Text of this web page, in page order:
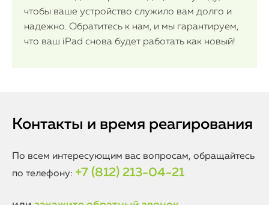
чтобы ваше устройство служило вам долго и
надежно. Обратитесь к нам, и мы гарантируем,
что ваш iPad снова будет работать как новый!
Контакты и время реагирования
По всем интересующим вас вопросам, обращайтесь
по телефону: +7 (812) 213-04-21